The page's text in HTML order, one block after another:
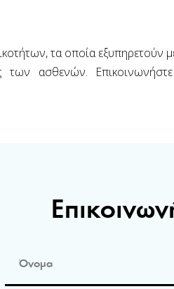
τα οποία εξυπηρετούν
των ασθενών.